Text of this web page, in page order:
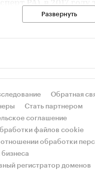
взносов составят
жизни рынок
1,03–1,045 трлн
максимальный
четыре года.По
страхового рынка
достиг 1 181 млрд
составили
учета сегмента
взносов
Развернуть
Обратная
Стать партнером
соглашение
файлов cookie
отношении обработки
регистратор доменов